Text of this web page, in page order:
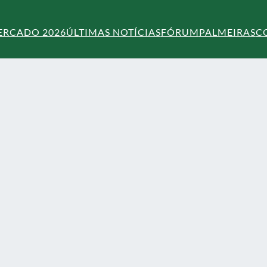
2026ÚLTIMAS NOTÍCIASFÓRUMPALMEIRAS